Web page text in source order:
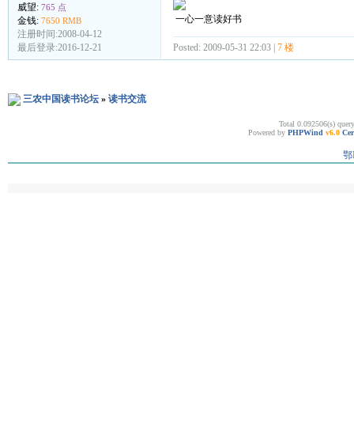
威望: 765 点
金钱: 7650 RMB
注册时间:2008-04-12
最后登录:2016-12-21
一心一意读好书
Posted: 2009-05-31 22:03 | 7 楼
三农中国读书论坛» 读书交流
Total 0.092506(s)
Powered by PHPWind v6.0
鄂